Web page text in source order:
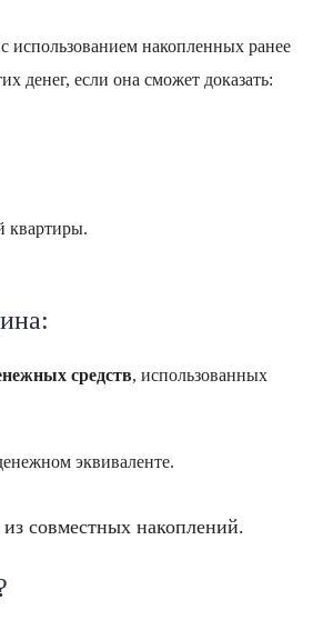
использованием накопленных ранее
денег, если она сможет доказать:
квартиры.
средств, использованных
эквиваленте.
совместных накоплений.